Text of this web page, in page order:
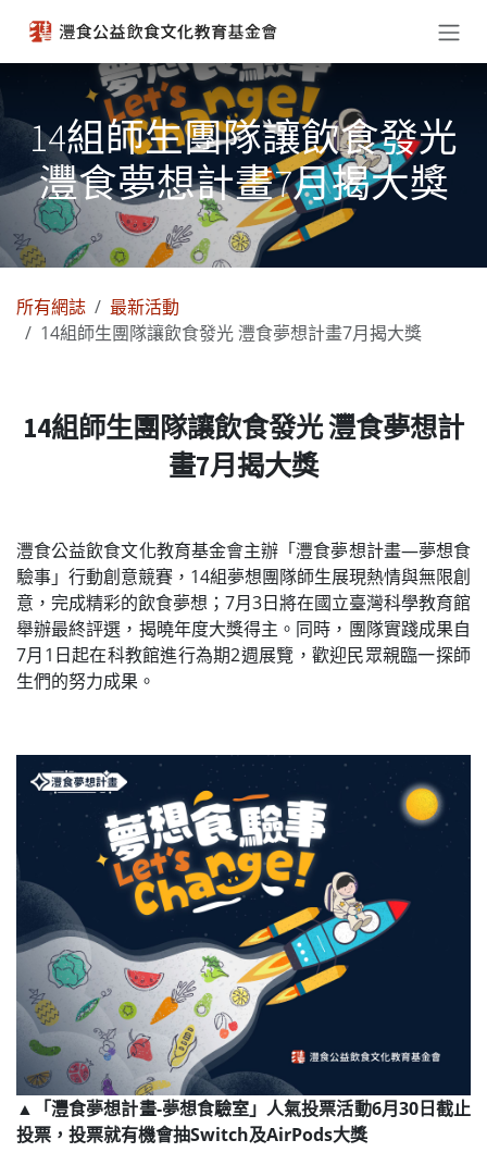
14組師生團隊讓飲食發光
灃食夢想計畫7月揭大獎
所有網誌
最新活動
14組師生團隊讓飲食發光 灃食夢想計畫7月揭大獎
14組師生團隊讓飲食發光 灃食夢想計
畫7月揭大獎
灃食公益飲食文化教育基金會主辦「灃食夢想計畫—夢想食
驗事」行動創意競賽，14組夢想團隊師生展現熱情與無限創
意，完成精彩的飲食夢想；7月3日將在國立臺灣科學教育館
舉辦最終評選，揭曉年度大獎得主。同時，團隊實踐成果自
7月1日起在科教館進行為期2週展覽，歡迎民眾親臨一探師
生們的努力成果。
▲「灃食夢想計畫-夢想食驗室」人氣投票活動6月30日截止
投票，投票就有機會抽Switch及AirPods大獎​